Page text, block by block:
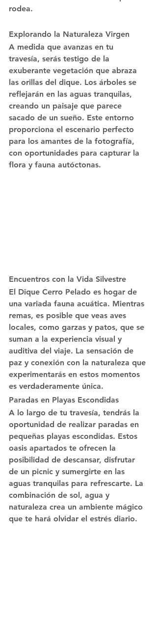
rodea.
Explorando la Naturaleza Virgen
A medida que avanzas en tu
travesía, serás testigo de la
exuberante vegetación que abraza
las orillas del dique. Los árboles se
reflejarán en las aguas tranquilas,
creando un paisaje que parece
sacado de un sueño. Este entorno
proporciona el escenario perfecto
para los amantes de la fotografía,
con oportunidades para capturar la
flora y fauna autóctonas.
Encuentros con la Vida Silvestre
El Dique Cerro Pelado es hogar de
una variada fauna acuática. Mientras
remas, es posible que veas aves
locales, como garzas y patos, que se
suman a la experiencia visual y
auditiva del viaje. La sensación de
paz y conexión con la naturaleza que
experimentarás en estos momentos
es verdaderamente única.
Paradas en Playas Escondidas
A lo largo de tu travesía, tendrás la
oportunidad de realizar paradas en
pequeñas playas escondidas. Estos
oasis apartados te ofrecen la
posibilidad de descansar, disfrutar
de un picnic y sumergirte en las
aguas tranquilas para refrescarte. La
combinación de sol, agua y
naturaleza crea un ambiente mágico
que te hará olvidar el estrés diario.